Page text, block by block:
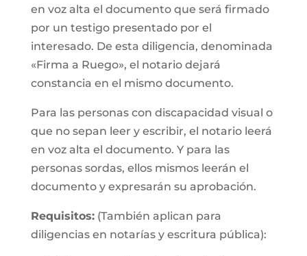
en voz alta el documento que será firmado
por un testigo presentado por el
interesado. De esta diligencia, denominada
«Firma a Ruego», el notario dejará
constancia en el mismo documento.
Para las personas con discapacidad visual o
que no sepan leer y escribir, el notario leerá
en voz alta el documento. Y para las
personas sordas, ellos mismos leerán el
documento y expresarán su aprobación.
Requisitos:(También aplican para
diligencias en notarías y escritura pública):